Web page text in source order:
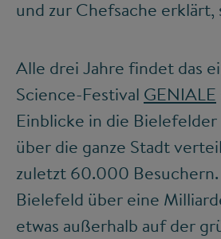
und zur Chefsache erklärt,
Alle drei Jahre findet das
Science-Festival GENIALE
Einblicke in die
über die ganze Stadt
zuletzt 60.000
Bielefeld über eine
etwas außerhalb auf der